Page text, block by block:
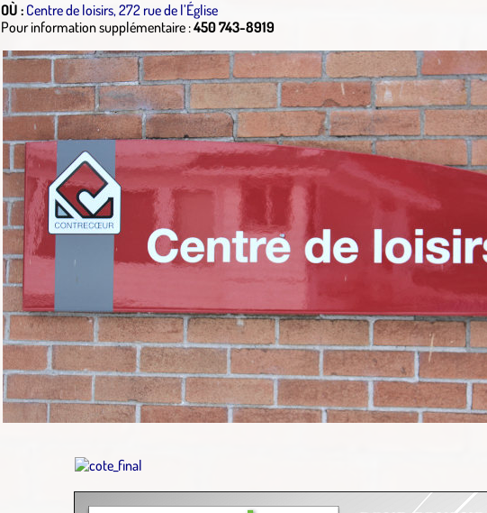
OÙ : Centre de loisirs, 272 rue de l’Église
Pour information supplémentaire :450 743-8919